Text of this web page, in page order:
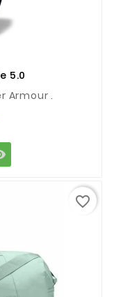
5.0
Armour .
favorite_border